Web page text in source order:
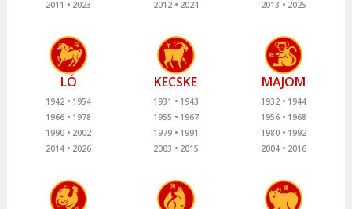
2011
2023
2012
2024
2013
2025
LÓ
1942
1954
1966
1978
1990
2002
2014
2026
KECSKE
1931
1943
1955
1967
1979
1991
2003
2015
MAJOM
1932
1944
1956
1968
1980
1992
2004
2016